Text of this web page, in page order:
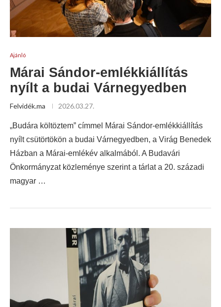
Ajánló
Márai Sándor-emlékkiállítás
nyílt a budai Várnegyedben
Felvidék.ma 2026.03.27.
„Budára költöztem” címmel Márai Sándor-emlékkiállítás
nyílt csütörtökön a budai Várnegyedben, a Virág Benedek
Házban a Márai-emlékév alkalmából. A Budavári
Önkormányzat közleménye szerint a tárlat a 20. századi
magyar …